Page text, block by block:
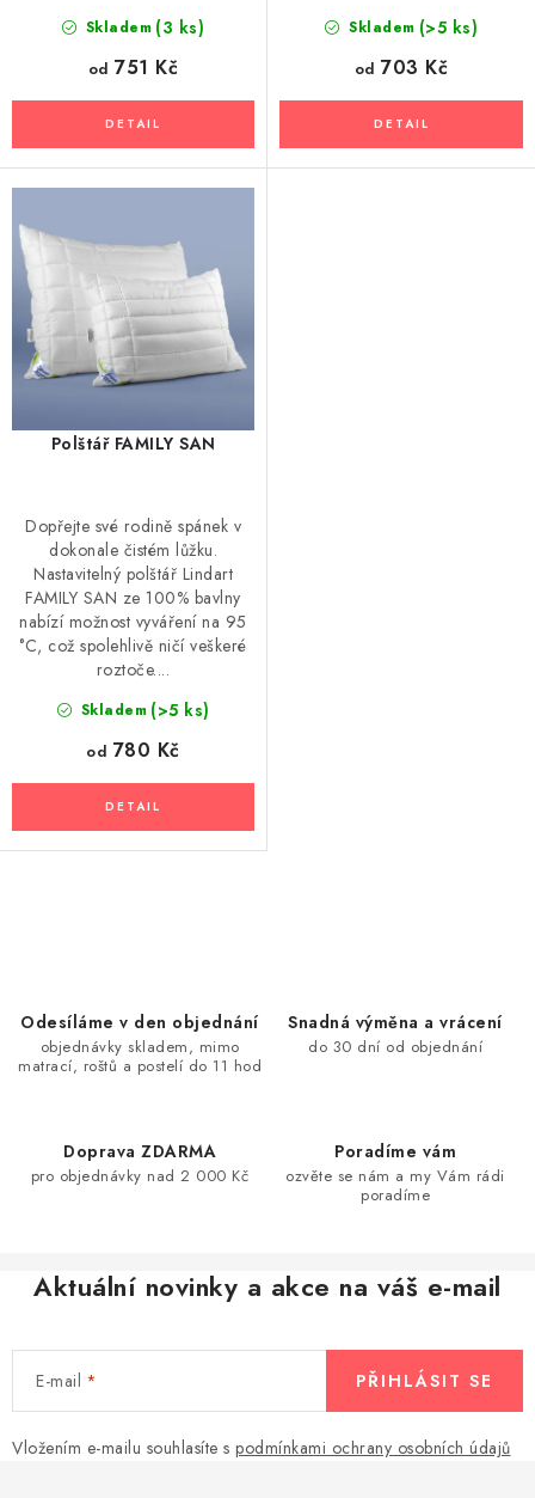
Skladem (3 ks)
od 751 Kč
Skladem (>5 ks)
od 703 Kč
Polštář FAMILY SAN
Skladem (>5 ks)
od 780 Kč
Dopřejte své rodině spánek v
dokonale čistém lůžku.
Nastavitelný polštář Lindart
FAMILY SAN ze 100% bavlny
nabízí možnost vyváření na 95
°C, což spolehlivě ničí veškeré
roztoče....
á
a
ý
i
s
Odesíláme v den objednání
objednávky skladem, mimo
matrací, roštů a postelí do 11 hod
Snadná výměna a vrácení
do 30 dní od objednání
Doprava ZDARMA
pro objednávky nad 2 000 Kč
Poradíme vám
ozvěte se nám a my Vám rádi
poradíme
Aktuální novinky a akce na váš e-mail
E-mail
Vložením e-mailu souhlasíte s podmínkami ochrany osobních údajů
PŘIHLÁSIT SE